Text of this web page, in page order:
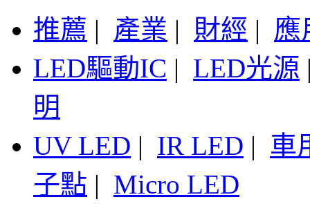
推薦 | 產業 | 財經 | 應
LED驅動IC | LED光源
明
UV LED | IR LED | 車
子點 | Micro LED